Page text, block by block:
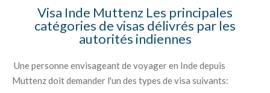
Visa Inde Muttenz Les principales
catégories de visas délivrés par les
autorités indiennes
Une personne envisageant de voyager en Inde depuis
Muttenz doit demander l'un des types de visa suivants: